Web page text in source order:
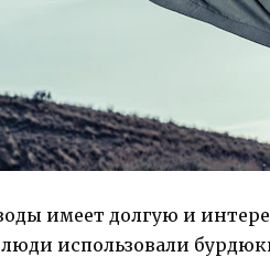
имеет долгую и
использовали